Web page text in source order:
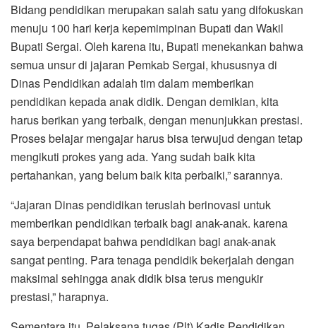
Bidang pendidikan merupakan salah satu yang difokuskan
menuju 100 hari kerja kepemimpinan Bupati dan Wakil
Bupati Sergai. Oleh karena itu, Bupati menekankan bahwa
semua unsur di jajaran Pemkab Sergai, khususnya di
Dinas Pendidikan adalah tim dalam memberikan
pendidikan kepada anak didik. Dengan demikian, kita
harus berikan yang terbaik, dengan menunjukkan prestasi.
Proses belajar mengajar harus bisa terwujud dengan tetap
mengikuti prokes yang ada. Yang sudah baik kita
pertahankan, yang belum baik kita perbaiki,” sarannya.
“Jajaran Dinas pendidikan teruslah berinovasi untuk
memberikan pendidikan terbaik bagi anak-anak. karena
saya berpendapat bahwa pendidikan bagi anak-anak
sangat penting. Para tenaga pendidik bekerjalah dengan
maksimal sehingga anak didik bisa terus mengukir
prestasi,” harapnya.